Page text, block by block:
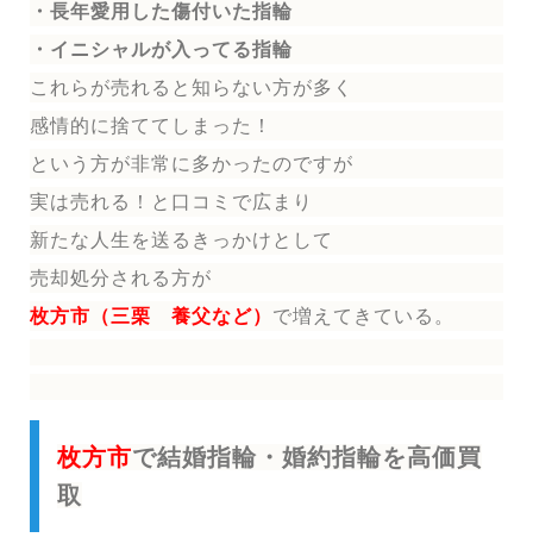
・長年愛用した傷付いた指輪
・イニシャルが入ってる指輪
これらが売れると知らない方が多く
感情的に捨ててしまった！
という方が非常に多かったのですが
実は売れる！と口コミで広まり
新たな人生を送る きっかけとして
売却処分される方が
枚方市（三栗 養父など） で増えてきている。
枚方市で結婚指輪・婚約指輪を高価買
取